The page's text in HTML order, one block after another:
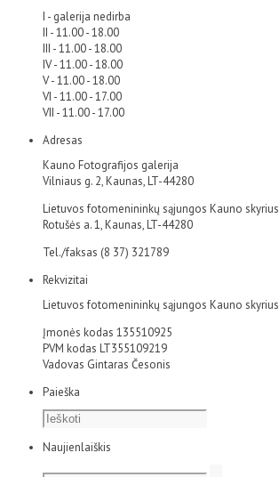
I - galerija nedirba
II - 11.00 - 18.00
III - 11.00 - 18.00
IV - 11.00 - 18.00
V - 11.00 - 18.00
VI - 11.00 - 17.00
VII - 11.00 - 17.00
Adresas
Kauno Fotografijos galerija
Vilniaus g. 2, Kaunas, LT-44280
Lietuvos fotomenininkų sąjungos Kauno skyrius
Rotušės a. 1, Kaunas, LT-44280
Tel./faksas (8 37) 321789
Rekvizitai
Lietuvos fotomenininkų sąjungos Kauno skyrius
Įmonės kodas 135510925
PVM kodas LT355109219
Vadovas Gintaras Česonis
Paieška
Naujienlaiškis